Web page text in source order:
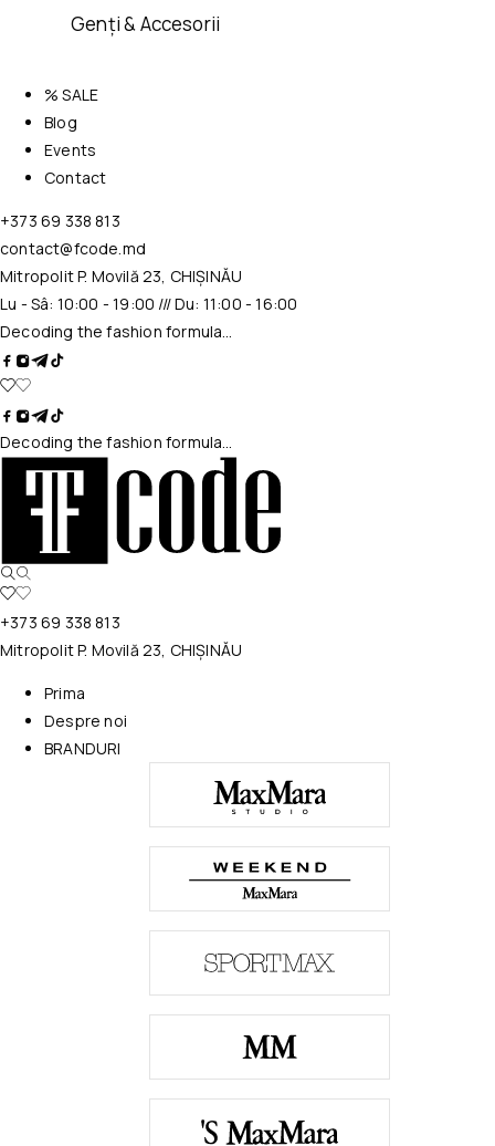
Genți & Accesorii
% SALE
Blog
Events
Contact
+373 69 338 813
contact@fcode.md
Mitropolit P. Movilă 23, CHIȘINĂU
Lu - Sâ: 10:00 - 19:00 /// Du: 11:00 - 16:00
Decoding the fashion formula…
Decoding the fashion formula…
+373 69 338 813
Mitropolit P. Movilă 23, CHIȘINĂU
Prima
Despre noi
BRANDURI